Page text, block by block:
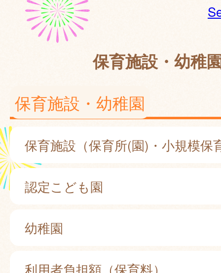
保育施設・幼稚
保育施設・幼稚園
保育施設（保育所(園)・小規模保
認定こども園
幼稚園
利用者負担額（保育料）